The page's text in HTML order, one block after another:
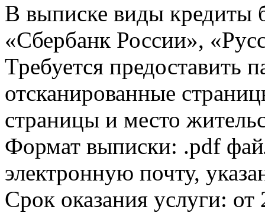
В выписке виды кредиты
«Сбербанк России»,
Требуется предоставить
отсканированные
страницы и место
Формат выписки: .pdf
электронную почту,
Срок оказания услуги: от